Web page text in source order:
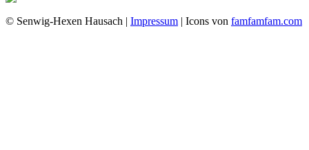
© Senwig-Hexen Hausach | Impressum | Icons von famfamfam.com